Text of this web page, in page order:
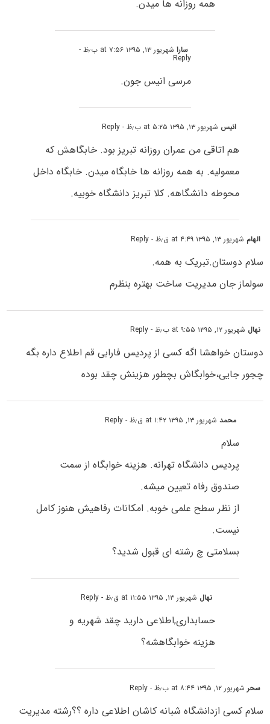
همه روزانه ها میدن.
ساراشهریور ۱۳, ۱۳۹۵ at ۷:۵۶ ب٫ظ -
Reply
مرسی انیس جون.
انیس شهریور ۱۳, ۱۳۹۵ at ۵:۲۵ ب٫ظ - Reply
هم اتاقی من عمران روزانه تبریز بود. خابگاهش که
معمولیه. به همه روزانه ها خابگاه میدن. خابگاه داخل
محوطه دانشگاهه. کلا تبریز دانشگاه خوبیه.
الهام شهریور ۱۳, ۱۳۹۵ at ۴:۴۹ ق٫ظ - Reply
سلام دوستان.تبریک به همه.
سولماز جان مدیریت ساخت بهتره بنظرم
نهال شهریور ۱۲, ۱۳۹۵ at ۹:۵۵ ب٫ظ - Reply
دوستان خواهشا اگه کسی از پردیس فارابی قم اطلاع داره بگه
چجور جایی،خوابگاش بچطور هزینش چقد بوده
محمدشهریور ۱۳, ۱۳۹۵ at ۱:۴۲ ق٫ظ - Reply
سلام
پردیس دانشگاه تهرانه. هزینه خوابگاه از سمت
صندوق رفاه تعیین میشه.
از نظر سطح علمی خوبه. امکانات رفاهیش هنوز کامل
نیست.
بسلامتی چ رشته ای قبول شدید؟
نهال شهریور ۱۳, ۱۳۹۵ at ۱۱:۵۵ ق٫ظ - Reply
حسابداری,اطلاعی دارید چقد شهریه و
هزینه خوابگاهشه؟
سحر شهریور ۱۲, ۱۳۹۵ at ۸:۴۴ ب٫ظ - Reply
سلام کسی ازدانشگاه شبانه کاشان اطلاعی داره ؟؟رشته مدیریت